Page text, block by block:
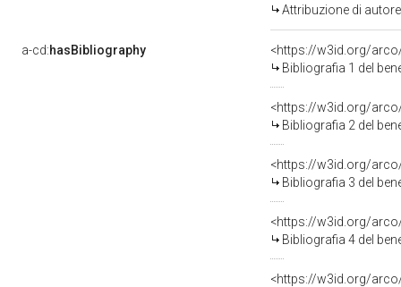
Attribuzione di
a-cd:hasBibliography
<https://w3id.org/
Bibliografia 1 del
<https://w3id.org/
Bibliografia 2 del
<https://w3id.org/
Bibliografia 3 del
<https://w3id.org/
Bibliografia 4 del
<https://w3id.org/